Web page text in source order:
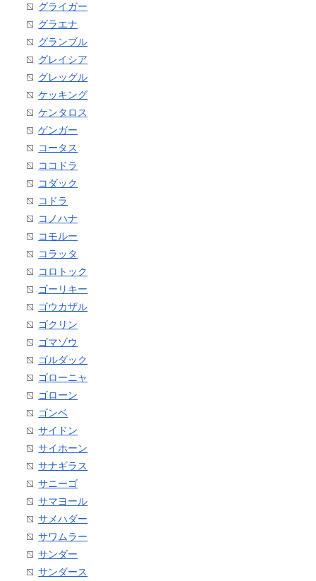
グライガー
グラエナ
グランブル
グレイシア
グレッグル
ケッキング
ケンタロス
ゲンガー
コータス
ココドラ
コダック
コドラ
コノハナ
コモルー
コラッタ
コロトック
ゴーリキー
ゴウカザル
ゴクリン
ゴマゾウ
ゴルダック
ゴローニャ
ゴローン
ゴンベ
サイドン
サイホーン
サナギラス
サニーゴ
サマヨール
サメハダー
サワムラー
サンダー
サンダース